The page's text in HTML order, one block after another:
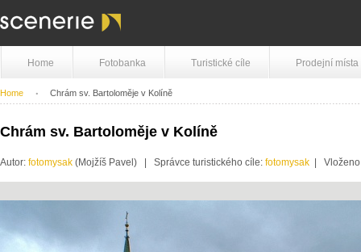
Home Fotobanka Turistické cíle Prodejní místa
Home Chrám sv. Bartoloměje v Kolíně
Chrám sv. Bartoloměje v Kolíně
Autor: fotomysak (Mojžíš Pavel) | Správce turistického cíle: fotomysak |